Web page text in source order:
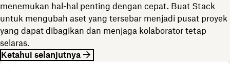
menemukan hal-hal penting dengan cepat. Buat Stack
untuk mengubah aset yang tersebar menjadi pusat proyek
yang dapat dibagikan dan menjaga kolaborator tetap
selaras.
Ketahui selanjutnya